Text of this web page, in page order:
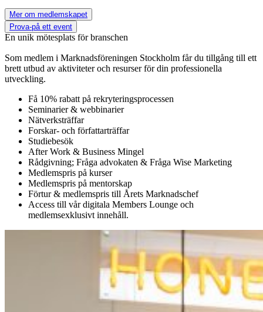
Mer om medlemskapet
Prova-på ett event
En unik mötesplats för branschen
Som medlem i Marknadsföreningen Stockholm får du tillgång till ett
brett utbud av aktiviteter och resurser för din professionella
utveckling.
Få 10% rabatt på rekryteringsprocessen
Seminarier & webbinarier
Nätverksträffar
Forskar- och författarträffar
Studiebesök
After Work & Business Mingel
Rådgivning; Fråga advokaten & Fråga Wise Marketing
Medlemspris på kurser
Medlemspris på mentorskap
Förtur & medlemspris till Årets Marknadschef
Access till vår digitala Members Lounge och
medlemsexklusivt innehåll.